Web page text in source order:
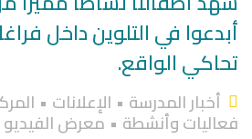
أبدعوا في التلوين داخل
تحاكي الواقع.
أخبار المدرسة • الإعلانات •
فعاليات وأنشطة • معرض الفيديو